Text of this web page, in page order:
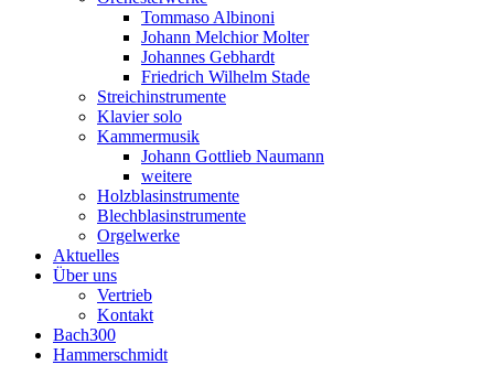
Tommaso Albinoni
Johann Melchior Molter
Johannes Gebhardt
Friedrich Wilhelm Stade
Streichinstrumente
Klavier solo
Kammermusik
Johann Gottlieb Naumann
weitere
Holzblasinstrumente
Blechblasinstrumente
Orgelwerke
Aktuelles
Über uns
Vertrieb
Kontakt
Bach300
Hammerschmidt